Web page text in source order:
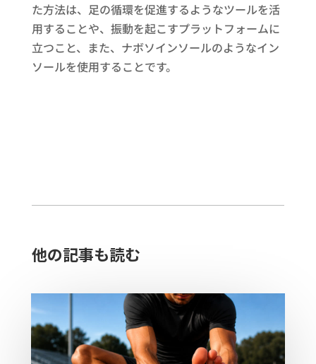
た方法は、足の循環を促進するようなツールを活
用することや、振動を起こすプラットフォームに
立つこと、また、ナボソインソールのようなイン
ソールを使用することです。
他の記事も読む​